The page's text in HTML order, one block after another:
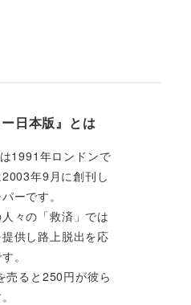
日本版』とは
1991年ロンドンで
年9月に創刊し
ーです。
々の「救済」では
供し路上脱出を応
。
売ると250円が彼ら